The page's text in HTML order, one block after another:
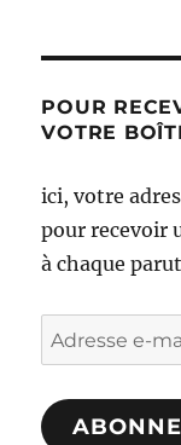
POUR
VOTRE
ici, votre
pour recevoir
à chaque
Adresse
e-
mail